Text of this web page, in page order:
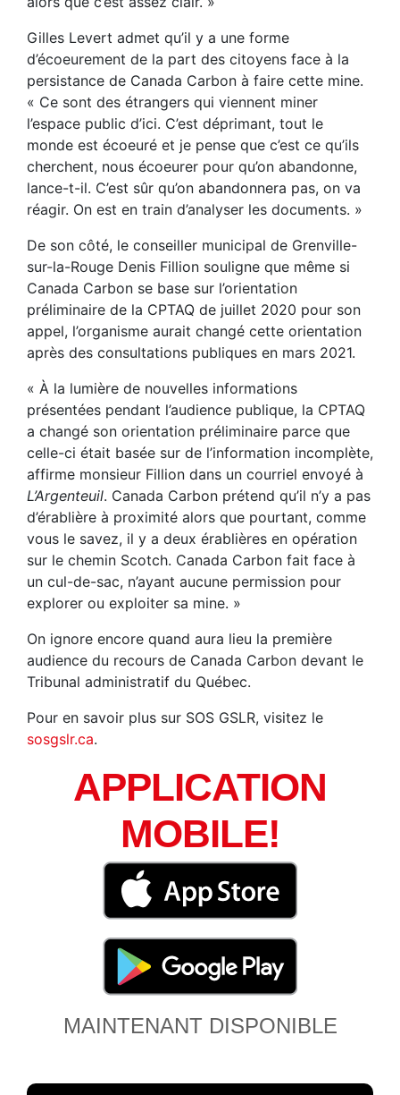
Gilles Levert admet qu’il y a une forme
d’écoeurement de la part des citoyens face à la
persistance de Canada Carbon à faire cette mine.
« Ce sont des étrangers qui viennent miner
l’espace public d’ici. C’est déprimant, tout le
monde est écoeuré et je pense que c’est ce qu’ils
cherchent, nous écoeurer pour qu’on abandonne,
lance-t-il. C’est sûr qu’on abandonnera pas, on va
réagir. On est en train d’analyser les documents. »
De son côté, le conseiller municipal de Grenville-
sur-la-Rouge Denis Fillion souligne que même si
Canada Carbon se base sur l’orientation
préliminaire de la CPTAQ de juillet 2020 pour son
appel, l’organisme aurait changé cette orientation
après des consultations publiques en mars 2021.
« À la lumière de nouvelles informations
présentées pendant l’audience publique, la CPTAQ
a changé son orientation préliminaire parce que
celle-ci était basée sur de l’information incomplète,
affirme monsieur Fillion dans un courriel envoyé à
L’Argenteuil. Canada Carbon prétend qu’il n’y a pas
d’érablière à proximité alors que pourtant, comme
vous le savez, il y a deux érablières en opération
sur le chemin Scotch. Canada Carbon fait face à
un cul-de-sac, n’ayant aucune permission pour
explorer ou exploiter sa mine. »
On ignore encore quand aura lieu la première
audience du recours de Canada Carbon devant le
Tribunal administratif du Québec.
Pour en savoir plus sur SOS GSLR, visitez le
sosgslr.ca.
APPLICATION
MOBILE!
MAINTENANT DISPONIBLE